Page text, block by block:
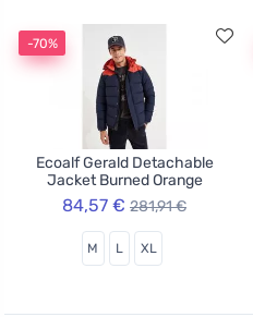
-70%
Ecoalf Gerald Detachable
Jacket Burned Orange
84,57 € 281,91 €
M L XL